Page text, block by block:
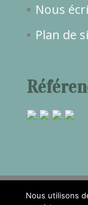
Nous
Plan de
Nous utilisons